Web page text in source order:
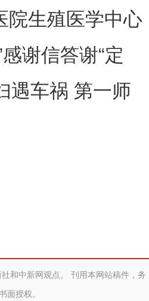
实农业发展“耕
院生殖医学中心
感谢信答谢“定
案
遇车祸 第一师
联合抢救“母子
和中新网观点。 刊用本网站稿件，务
面授权。